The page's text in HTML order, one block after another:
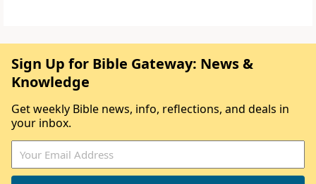
Sign Up for Bible Gateway: News &
Knowledge
Get weekly Bible news, info, reflections, and deals in
your inbox.